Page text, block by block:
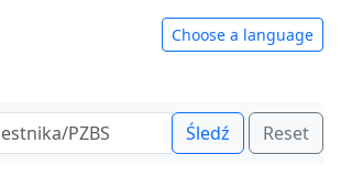
Choose a language
Śledź Reset